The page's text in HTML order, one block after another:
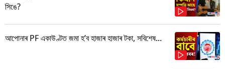
সিঙে?
আপোনাৰ PF একাউণ্টত জমা হ’ব হাজাৰ হাজাৰ টকা, সবিশেষ...